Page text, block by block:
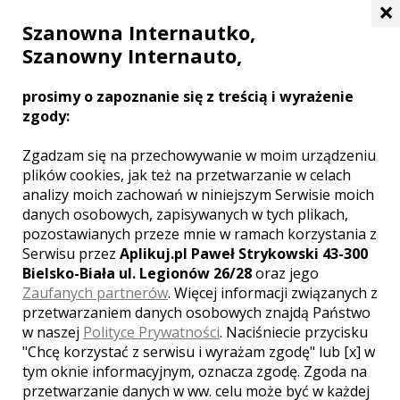
Piwnica Rycerska
Kęty
×
Szanowna Internautko,
Szanowny Internauto,
prosimy o zapoznanie się z treścią i wyrażenie
zgody:
Zgadzam się na przechowywanie w moim urządzeniu
plików cookies, jak też na przetwarzanie w celach
analizy moich zachowań w niniejszym Serwisie moich
danych osobowych, zapisywanych w tych plikach,
pozostawianych przeze mnie w ramach korzystania z
Serwisu przez Aplikuj.pl Paweł Strykowski 43-300
Bielsko-Biała ul. Legionów 26/28oraz jego
Zaufanych partnerów. Więcej informacji związanych z
przetwarzaniem danych osobowych znajdą Państwo
w naszej Polityce Prywatności. Naciśniecie przycisku
"Chcę korzystać z serwisu i wyrażam zgodę" lub [x] w
tym oknie informacyjnym, oznacza zgodę. Zgoda na
przetwarzanie danych w ww. celu może być w każdej